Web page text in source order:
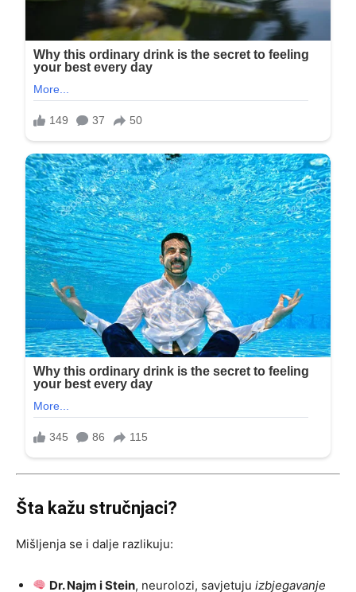
Šta kažu stručnjaci?
Mišljenja se i dalje razlikuju:
Dr. Najm i Stein, neurolozi, savjetujuizbjegavanje